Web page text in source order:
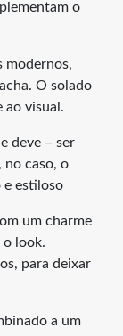
o
modernos,
O solado
ao visual.
deve – ser
no caso, o
e estiloso
um charme
o look.
para deixar
a um